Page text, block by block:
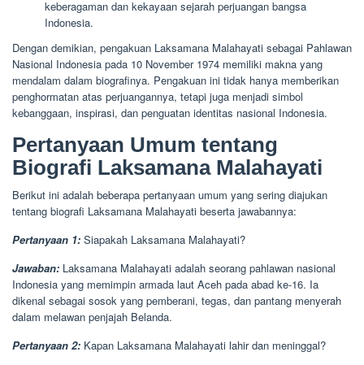
keberagaman dan kekayaan sejarah perjuangan bangsa
Indonesia.
Dengan demikian, pengakuan Laksamana Malahayati sebagai Pahlawan
Nasional Indonesia pada 10 November 1974 memiliki makna yang
mendalam dalam biografinya. Pengakuan ini tidak hanya memberikan
penghormatan atas perjuangannya, tetapi juga menjadi simbol
kebanggaan, inspirasi, dan penguatan identitas nasional Indonesia.
Pertanyaan Umum tentang
Biografi Laksamana Malahayati
Berikut ini adalah beberapa pertanyaan umum yang sering diajukan
tentang biografi Laksamana Malahayati beserta jawabannya:
Pertanyaan 1: Siapakah Laksamana Malahayati?
Jawaban: Laksamana Malahayati adalah seorang pahlawan nasional
Indonesia yang memimpin armada laut Aceh pada abad ke-16. Ia
dikenal sebagai sosok yang pemberani, tegas, dan pantang menyerah
dalam melawan penjajah Belanda.
Pertanyaan 2: Kapan Laksamana Malahayati lahir dan meninggal?